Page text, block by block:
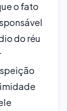
o fato
do réu